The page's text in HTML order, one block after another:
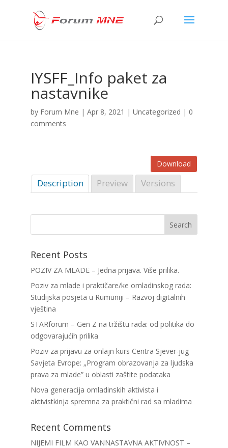
IYSFF_Info paket za
nastavnike
by Forum Mne | Apr 8, 2021 | Uncategorized | 0
comments
Download
Description Preview Versions
Recent Posts
POZIV ZA MLADE – Jedna prijava. Više prilika.
Poziv za mlade i praktičare/ke omladinskog rada:
Studijska posjeta u Rumuniji – Razvoj digitalnih
vještina
STARforum – Gen Z na tržištu rada: od politika do
odgovarajućih prilika
Poziv za prijavu za onlajn kurs Centra Sjever-jug
Savjeta Evrope: „Program obrazovanja za ljudska
prava za mlade” u oblasti zaštite podataka
Nova generacija omladinskih aktivista i
aktivistkinja spremna za praktični rad sa mladima
Recent Comments
NIJEMI FILM KAO VANNASTAVNA AKTIVNOST –